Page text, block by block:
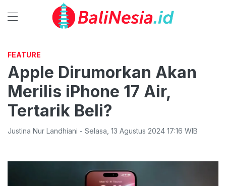
FEATURE
Apple Dirumorkan Akan
Merilis iPhone 17 Air,
Tertarik Beli?
Justina Nur Landhiani - Selasa 13 Agustus 2024 17:16 WIB